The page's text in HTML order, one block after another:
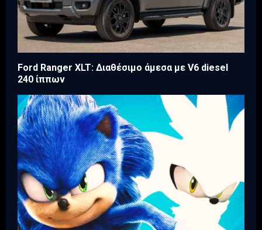
Ford Ranger XLT: Διαθέσιμο άμεσα με V6 diesel
240 ίππων